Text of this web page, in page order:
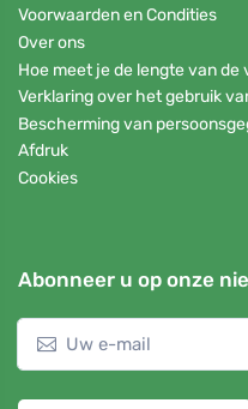
Voorwaarden en Condities
Over ons
Hoe meet je de lengte van de
Verklaring over het gebruik
Bescherming van
Afdruk
Cookies
Abonneer u op onze